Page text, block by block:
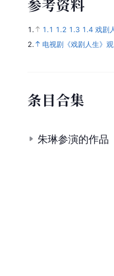
参考资料
1. 1.1 1.2 1.3 1.4 戏剧
2.
电视剧《戏剧人生》
条目合集
朱琳参演的作品